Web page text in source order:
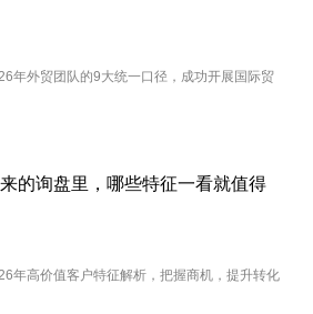
年外贸团队的9大统一口径，成功开展国际贸
的询盘里，哪些特征一看就值得
年高价值客户特征解析，把握商机，提升转化